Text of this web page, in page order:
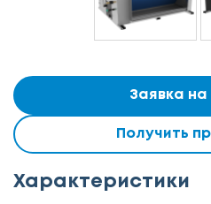
Заявка на
Получить
Характеристики